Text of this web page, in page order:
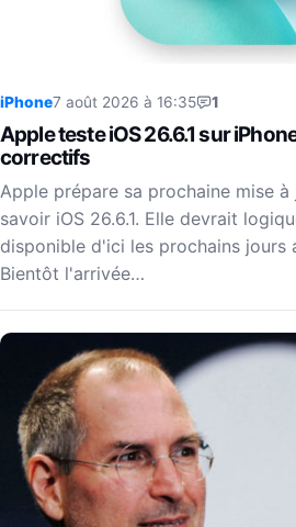
iPhone7 août 2026 à 16:35 1
Apple teste iOS 26.6.1 sur
correctifs
Apple prépare sa prochaine mise à
savoir iOS 26.6.1. Elle devrait
disponible d'ici les prochains jours
Bientôt l'arrivée…